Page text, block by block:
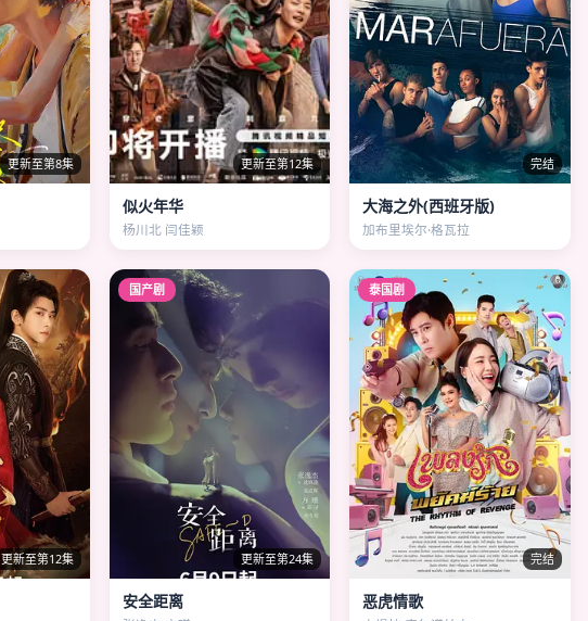
更新至第8集 更新至第12集
似火年华
杨川北 闫佳颖
完结
大海之外(西班牙版)
加布里埃尔·格瓦拉
更新至第12集
国产剧
更新至第24集
安全距离
泰国剧
完结
恶虎情歌